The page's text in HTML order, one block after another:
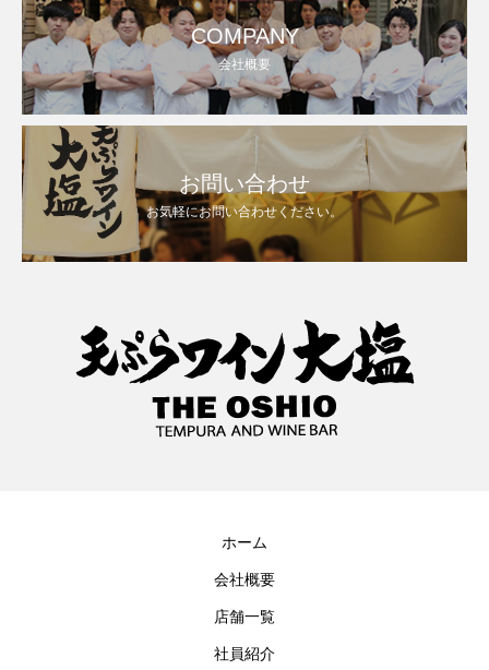
COMPANY
会社概要
お問い合わせ
お気軽にお問い合わせください。
ホーム
会社概要
店舗一覧
社員紹介